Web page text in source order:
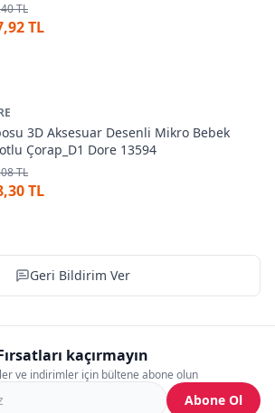
TL
TL
3D Aksesuar Desenli Mikro Bebek
Çorap_D1 Dore 13594
TL
TL
Geri Bildirim Ver
kaçırmayın
ve indirimler için bültene abone olun
Abone Ol